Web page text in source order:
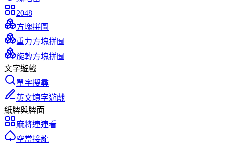
2048
方塊拼圖
重力方塊拼圖
旋轉方塊拼圖
文字遊戲
單字搜尋
英文填字遊戲
紙牌與牌面
麻將連連看
空當接龍